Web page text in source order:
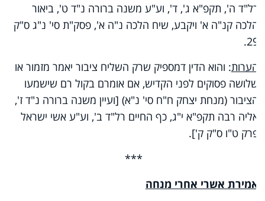
רל"ד ה', תקפ"א ג', ד', וע"ע משנה ברורה נ"ד ט', ביאור
הלכה קנ"ה א' ויקבע, שיח הלכה נ"ה א', פסק"ת סי' נ"ג ס"ק
29.
הערות: והוא הדין דמספיק שרק השליח ציבור יאמר מזמור או
שלושה פסוקים לפני הקדיש, אם אומרם בקול רם שישמעו
הציבור (מנחת יצחק ח"ח סי' נ"א) [ועיין משנה ברורה נ"ד ז',
אליה רבה תקפ"א י"ג, כף החיים רל"ד ב', וע"ע אשי ישראל
פרק ט"ו ס"ק ק'].
***
אמירת אשרי אחרי מנחה